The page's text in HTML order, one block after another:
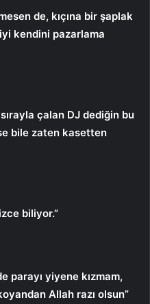
de, kıçına bir şaplak
kendini pazarlama
çalan DJ dediğin bu
bile zaten kasetten
biliyor.”
parayı yiyene kızmam,
Allah razı olsun”